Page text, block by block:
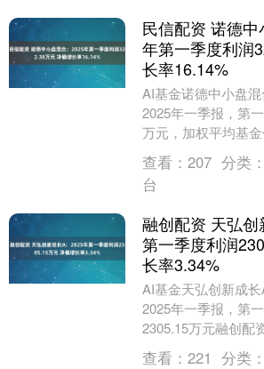
民信配资 诺德
年第一季度利润
长率16.14%
AI基金诺德中小盘
2025年一季报，第
万元，加权平均基
元。报告期内，基
查看： 207 分类：
台
融创配资 天弘
第一季度利润
长率3.34%
AI基金天弘创新成
2025年一季报，第
2305.15万元融创配
本期利润0.0336元
查看： 221 分类：